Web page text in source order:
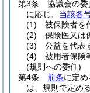
第3条 協議会の委
に応じ、 当該各
(1)
被保険者を
(2)
保険医又は
(3)
公益を代
(4)
被用者保険
(規則への委任)
第4条
前条に定
は、規則で定める